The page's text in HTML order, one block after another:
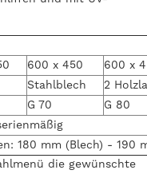
600 x 450
600 x
Stahlblech
2
G 70
G 80
180 mm (Blech) - 190
die gewünschte